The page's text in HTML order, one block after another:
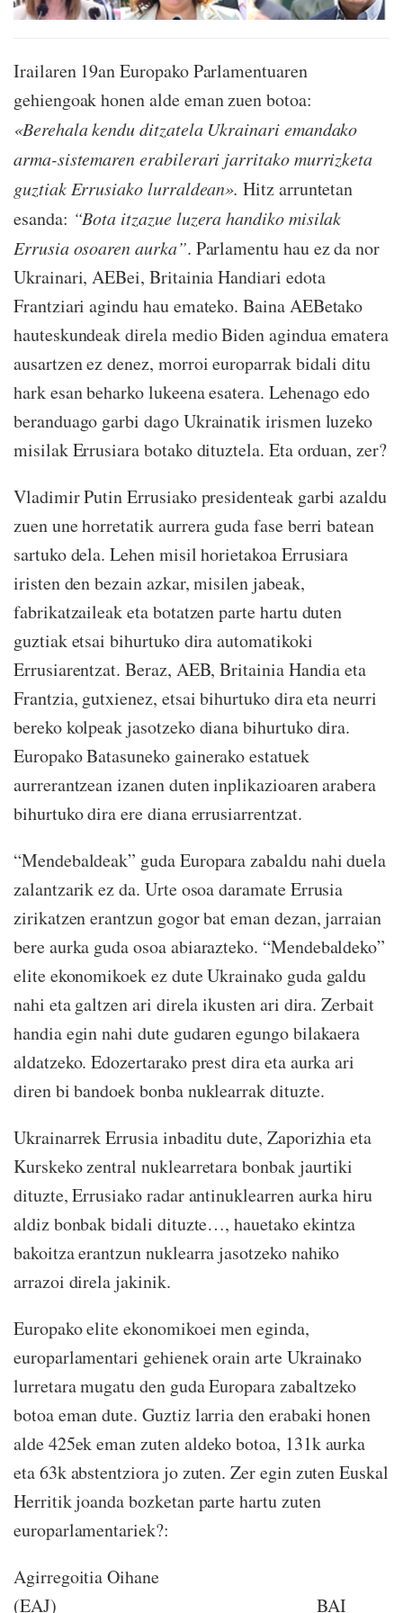
Irailaren 19an Europako Parlamentuaren
gehiengoak honen alde eman zuen botoa:
«Berehala kendu ditzatela Ukrainari emandako
arma-sistemaren erabilerari jarritako murrizketa
guztiak Errusiako lurraldean».Hitz arruntetan
esanda: “Bota itzazue luzera handiko misilak
Errusia osoaren aurka”. Parlamentu hau ez da nor
Ukrainari, AEBei, Britainia Handiari edota
Frantziari agindu hau emateko. Baina AEBetako
hauteskundeak direla medio Biden agindua ematera
ausartzen ez denez, morroi europarrak bidali ditu
hark esan beharko lukeena esatera. Lehenago edo
beranduago garbi dago Ukrainatik irismen luzeko
misilak Errusiara botako dituztela. Eta orduan, zer?
Vladimir Putin Errusiako presidenteak garbi azaldu
zuen une horretatik aurrera guda fase berri batean
sartuko dela. Lehen misil horietakoa Errusiara
iristen den bezain azkar, misilen jabeak,
fabrikatzaileak eta botatzen parte hartu duten
guztiak etsai bihurtuko dira automatikoki
Errusiarentzat. Beraz, AEB, Britainia Handia eta
Frantzia, gutxienez, etsai bihurtuko dira eta neurri
bereko kolpeak jasotzeko diana bihurtuko dira.
Europako Batasuneko gainerako estatuek
aurrerantzean izanen duten inplikazioaren arabera
bihurtuko dira ere diana errusiarrentzat.
“Mendebaldeak” guda Europara zabaldu nahi duela
zalantzarik ez da. Urte osoa daramate Errusia
zirikatzen erantzun gogor bat eman dezan, jarraian
bere aurka guda osoa abiarazteko. “Mendebaldeko”
elite ekonomikoek ez dute Ukrainako guda galdu
nahi eta galtzen ari direla ikusten ari dira. Zerbait
handia egin nahi dute gudaren egungo bilakaera
aldatzeko. Edozertarako prest dira eta aurka ari
diren bi bandoek bonba nuklearrak dituzte.
Ukrainarrek Errusia inbaditu dute, Zaporizhia eta
Kurskeko zentral nuklearretara bonbak jaurtiki
dituzte, Errusiako radar antinuklearren aurka hiru
aldiz bonbak bidali dituzte…, hauetako ekintza
bakoitza erantzun nuklearra jasotzeko nahiko
arrazoi direla jakinik.
Europako elite ekonomikoei men eginda,
europarlamentari gehienek orain arte Ukrainako
lurretara mugatu den guda Europara zabaltzeko
botoa eman dute. Guztiz larria den erabaki honen
alde 425ek eman zuten aldeko botoa, 131k aurka
eta 63k abstentziora jo zuten. Zer egin zuten Euskal
Herritik joanda bozketan parte hartu zuten
europarlamentariek?:
Agirregoitia Oihane
(EAJ) BAI